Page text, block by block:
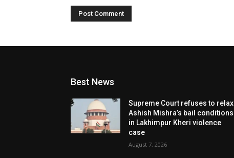
Best News
Supreme Court refuses to relax
Ashish Mishra’s bail conditions
in Lakhimpur Kheri violence
case
August 7, 2026